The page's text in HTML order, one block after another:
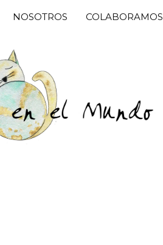
NOSOTROS COLABORAMOS